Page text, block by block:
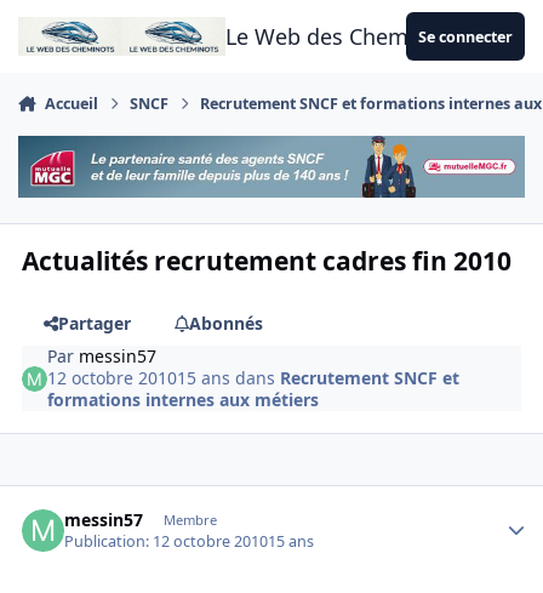
Aller au contenu
Le Web des CheminotsSe connecter
Accueil SNCF Recrutement SNCF et formations internes
Actualités recrutement cadres fin 2010
Partager
Abonnés
Par messin57
12 octobre 201015 ans dans Recrutement SNCF et
formations internes aux métiers
messin57 Membre
Publication: 12 octobre 201015 ans